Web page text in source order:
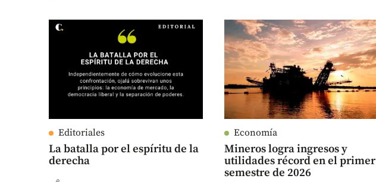
Editoriales
La batalla por el espíritu de la
derecha
Economía
Mineros logra ingresos y
utilidades récord en el primer
semestre de 2026